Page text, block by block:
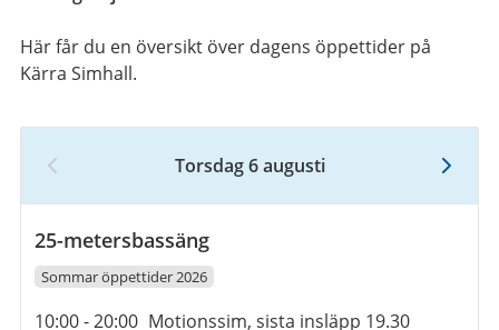
Här får du en översikt över dagens öppettider på
Kärra Simhall.
augusti
2026
Torsdag 6 augusti
25-metersbassäng
Sommar öppettider 2026
Öppettider
10:00-20:00 Motionssim, sista insläpp 19.30